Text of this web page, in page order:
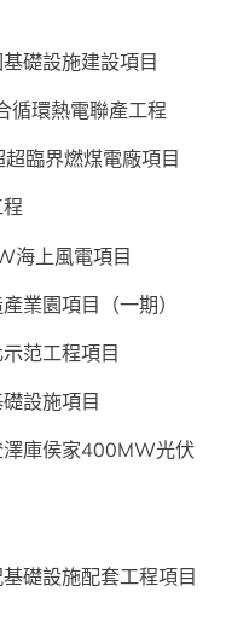
礎設施建設項目
循環熱電聯產工程
臨界燃煤電廠項目
海上風電項目
業園項目（一期）
范工程項目
設施項目
澤庫侯家400MW光伏
礎設施配套工程項目